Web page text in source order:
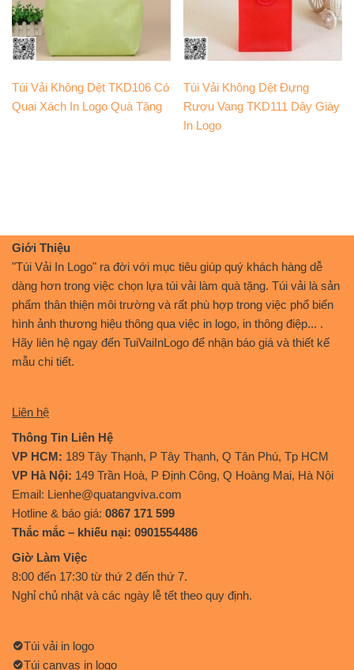
Túi Vải Không Dệt TKD106 Có
Quai Xách In Logo Quà Tặng
Túi Vải Không Dệt Đựng
Rượu Vang TKD111 Dây Giày
In Logo
Giới Thiệu
"Túi Vải In Logo" ra đời với mục tiêu giúp quý khách hàng dễ
dàng hơn trong việc chọn lựa túi vải làm quà tặng. Túi vải là sản
phẩm thân thiện môi trường và rất phù hợp trong việc phổ biến
hình ảnh thương hiệu thông qua việc in logo, in thông điệp... .
Hãy liên hệ ngay đến TuiVaiInLogo để nhận báo giá và thiết kế
mẫu chi tiết.
Liên hệ
Thông Tin Liên Hệ
VP HCM: 189 Tây Thạnh, P Tây Thạnh, Q Tân Phú, Tp HCM
VP Hà Nội: 149 Trần Hoà, P Định Công, Q Hoàng Mai, Hà Nội
Email: Lienhe@quatangviva.com
Hotline & báo giá: 0867 171 599
Thắc mắc – khiếu nại: 0901554486
Giờ Làm Việc
8:00 đến 17:30 từ thứ 2 đến thứ 7.
Nghỉ chủ nhật và các ngày lễ tết theo quy định.
Túi vải in logo
Túi canvas in logo